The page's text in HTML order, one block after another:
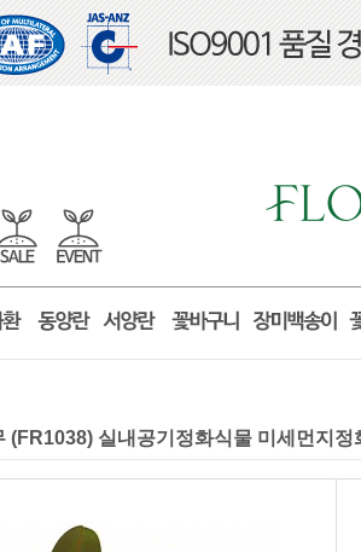
(FR1038) 실내공기정화식물 미세먼지